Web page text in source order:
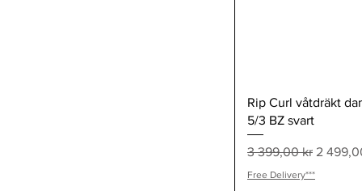
Rip Curl våtdräkt
5/3 BZ svart
Ordinarie pris
3 399,00 kr Reapris
2
Free Delivery***